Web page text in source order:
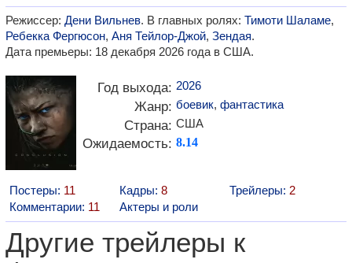
Режиссер: Дени Вильнев. В главных ролях: Тимоти Шаламе,
Ребекка Фергюсон, Аня Тейлор-Джой, Зендая.
Дата премьеры: 18 декабря 2026 года в США.
Год выхода: 2026
Жанр: боевик, фантастика
Страна: США
Ожидаемость: 8.14
Постеры: 11 Кадры: 8 Трейлеры: 2
Комментарии: 11 Актеры и роли
Другие трейлеры к